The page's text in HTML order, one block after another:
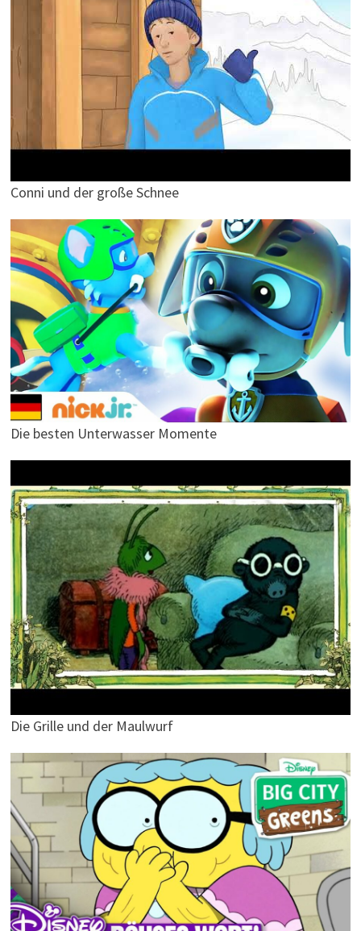
Conni und der große Schnee
Die besten Unterwasser Momente
Die Grille und der Maulwurf